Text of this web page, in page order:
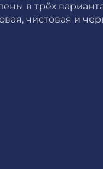
в трёх
чистовая и